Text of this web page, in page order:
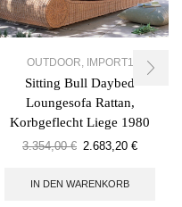
OUTDOOR, IMPORT1
Sitting Bull Daybed
Loungesofa Rattan,
Korbgeflecht Liege 1980
3.354,00€ 2.683,20 €
IN DEN WARENKORB